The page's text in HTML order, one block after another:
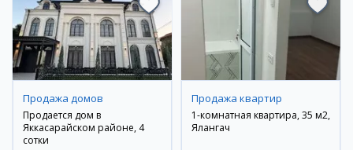
Продажа домов
Продается дом в
Яккасарайском районе, 4
сотки
Продажа квартир
1-комнатная квартира, 35 м2,
Ялангач